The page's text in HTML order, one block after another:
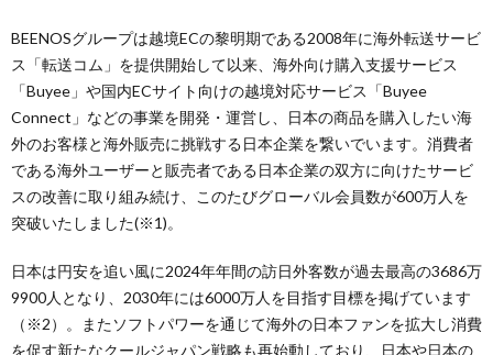
BEENOSグループは越境ECの黎明期である2008年に海外転送サービ
ス「転送コム」を提供開始して以来、海外向け購入支援サービス
「Buyee」や国内ECサイト向けの越境対応サービス「Buyee
Connect」などの事業を開発・運営し、日本の商品を購入したい海
外のお客様と海外販売に挑戦する日本企業を繋いでいます。消費者
である海外ユーザーと販売者である日本企業の双方に向けたサービ
スの改善に取り組み続け、このたびグローバル会員数が600万人を
突破いたしました(※1)。
日本は円安を追い風に2024年年間の訪日外客数が過去最高の3686万
9900人となり、2030年には6000万人を目指す目標を掲げています
（※2）。またソフトパワーを通じて海外の日本ファンを拡大し消費
を促す新たなクールジャパン戦略も再始動しており、日本や日本の